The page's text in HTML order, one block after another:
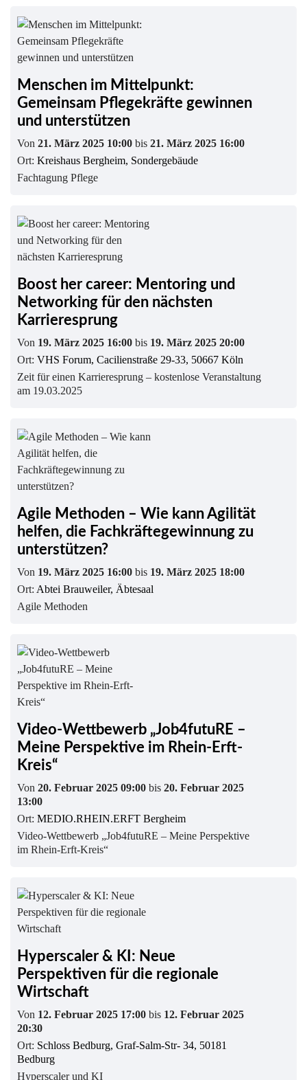
Menschen im Mittelpunkt:
Gemeinsam Pflegekräfte gewinnen
und unterstützen
Von 21. März 2025 10:00 bis 21. März 2025 16:00
Ort: Kreishaus Bergheim, Sondergebäude
Fachtagung Pflege
Boost her career: Mentoring und
Networking für den nächsten
Karrieresprung
Von 19. März 2025 16:00 bis 19. März 2025 20:00
Ort: VHS Forum, Cacilienstraße 29-33, 50667 Köln
Zeit für einen Karrieresprung – kostenlose Veranstaltung
am 19.03.2025
Agile Methoden – Wie kann Agilität
helfen, die Fachkräftegewinnung zu
unterstützen?
Von 19. März 2025 16:00 bis 19. März 2025 18:00
Ort: Abtei Brauweiler, Äbtesaal
Agile Methoden
Video-Wettbewerb „Job4futuRE –
Meine Perspektive im Rhein-Erft-
Kreis“
Von 20. Februar 2025 09:00 bis 20. Februar 2025
13:00
Ort: MEDIO.RHEIN.ERFT Bergheim
Video-Wettbewerb „Job4futuRE – Meine Perspektive
im Rhein-Erft-Kreis“
Hyperscaler & KI: Neue
Perspektiven für die regionale
Wirtschaft
Von 12. Februar 2025 17:00 bis 12. Februar 2025
20:30
Ort: Schloss Bedburg, Graf-Salm-Str- 34, 50181
Bedburg
Hyperscaler und KI